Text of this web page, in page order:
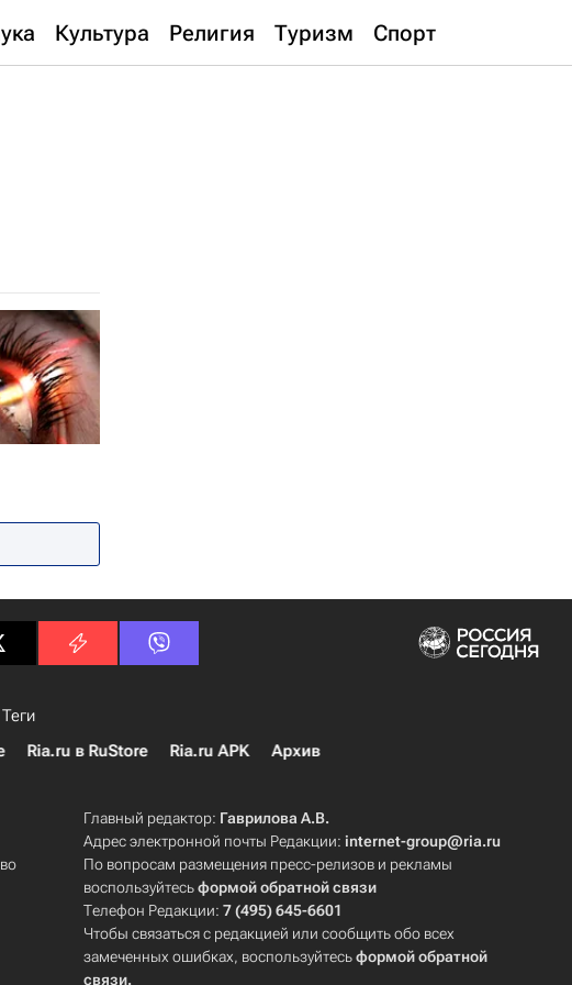
Культура Религия Туризм Спорт
Теги
Ria.ru в RuStore Ria.ru APK Архив
Главный редактор: Гаврилова А.В.
Адрес электронной почты Редакции:internet-group@ria.ru
По вопросам размещения пресс-релизов и рекламы
воспользуйтесьформой обратной связи
Телефон Редакции:7 (495) 645-6601
Чтобы связаться с редакцией или сообщить обо всех
замеченных ошибках, воспользуйтесьформой обратной
связи.